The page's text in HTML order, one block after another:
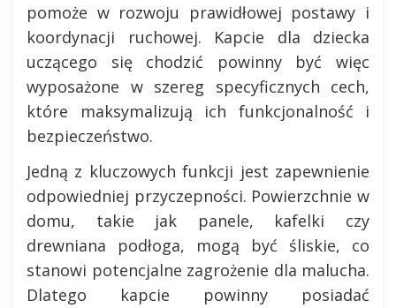
pomoże w rozwoju prawidłowej postawy i
koordynacji ruchowej. Kapcie dla dziecka
uczącego się chodzić powinny być więc
wyposażone w szereg specyficznych cech,
które maksymalizują ich funkcjonalność i
bezpieczeństwo.
Jedną z kluczowych funkcji jest zapewnienie
odpowiedniej przyczepności. Powierzchnie w
domu, takie jak panele, kafelki czy
drewniana podłoga, mogą być śliskie, co
stanowi potencjalne zagrożenie dla malucha.
Dlatego kapcie powinny posiadać